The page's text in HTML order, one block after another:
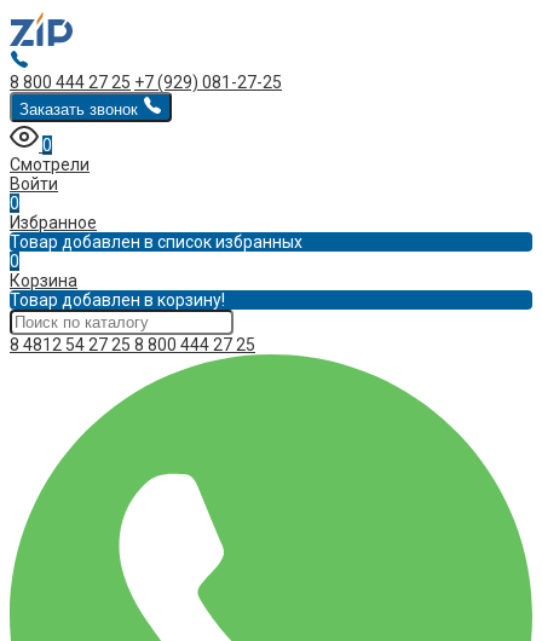
8 800 444 27 25 +7 (929) 081-27-25
Заказать звонок
0
Смотрели
Войти
0
Избранное
Товар добавлен в список избранных
0
Корзина
Товар добавлен в корзину!
8 4812 54 27 25 8 800 444 27 25